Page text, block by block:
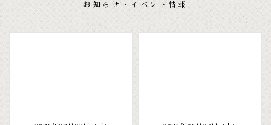
お知らせ・イベント情報